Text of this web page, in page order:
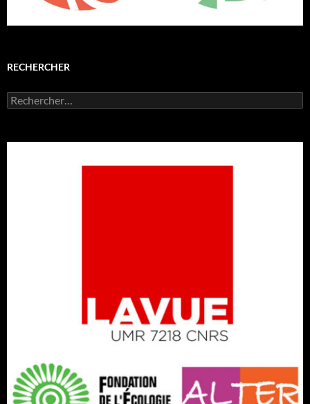
RECHERCHER
Rechercher :